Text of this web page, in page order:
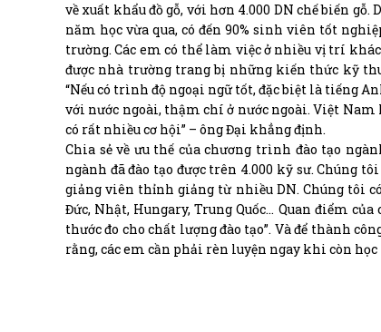
về xuất khẩu đồ gỗ, với hơn 4.000 DN chế biến
năm học vừa qua, có đến 90% sinh viên tốt
trường. Các em có thể làm việc ở nhiều vị trí
được nhà trường trang bị những kiến thức kỹ
“Nếu có trình độ ngoại ngữ tốt, đặc biệt là tiếng
với nước ngoài, thậm chí ở nước ngoài. Việt Nam
có rất nhiều cơ hội” – ông Đại khẳng định.
Chia sẻ về ưu thế của chương trình đào tạo
ngành đã đào tạo được trên 4.000 kỹ sư. Chúng
giảng viên thỉnh giảng từ nhiều DN. Chúng tôi
Đức, Nhật, Hungary, Trung Quốc… Quan điểm
thước đo cho chất lượng đào tạo”. Và để thành
rằng, các em cần phải rèn luyện ngay khi còn